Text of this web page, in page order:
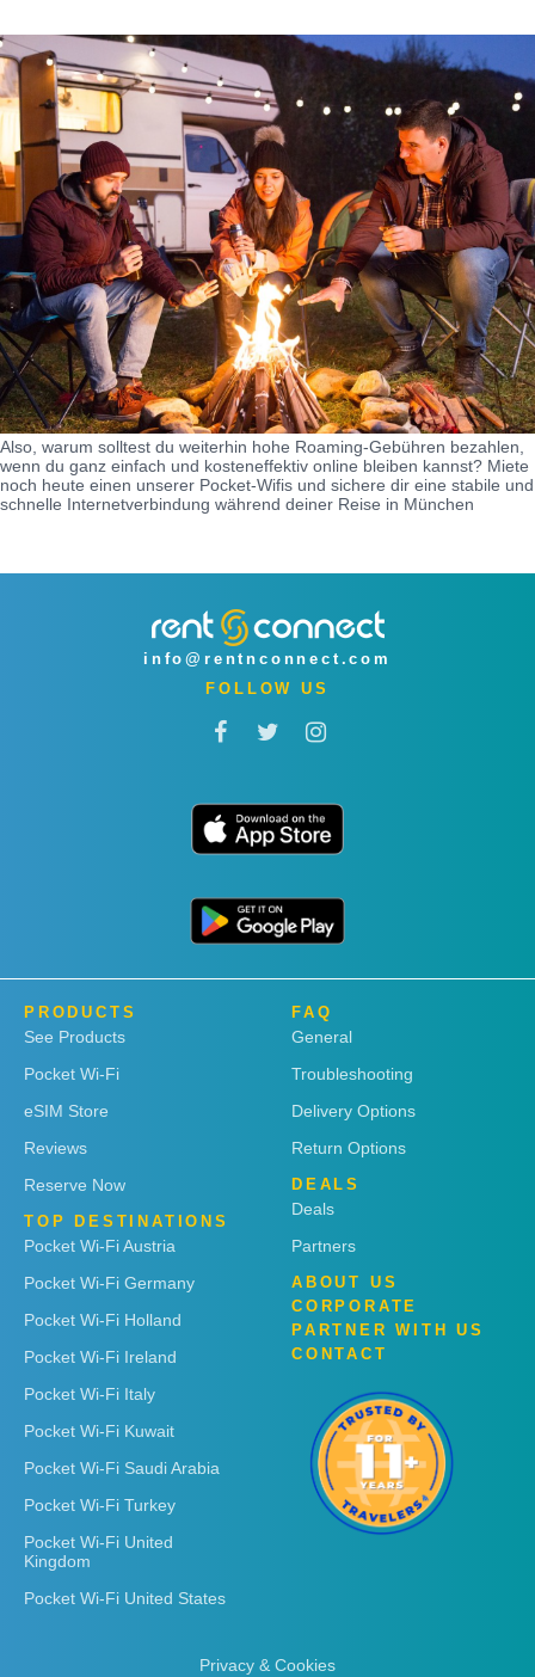
Also, warum solltest du weiterhin hohe Roaming-Gebühren bezahlen,
wenn du ganz einfach und kosteneffektiv online bleiben kannst? Miete
noch heute einen unserer Pocket-Wifis und sichere dir eine stabile und
schnelle Internetverbindung während deiner Reise in München
info@rentnconnect.com
FOLLOW US
PRODUCTS
See Products
Pocket Wi-Fi
eSIM Store
Reviews
Reserve Now
TOP DESTINATIONS
Pocket Wi-Fi Austria
Pocket Wi-Fi Germany
Pocket Wi-Fi Holland
Pocket Wi-Fi Ireland
Pocket Wi-Fi Italy
Pocket Wi-Fi Kuwait
Pocket Wi-Fi Saudi Arabia
Pocket Wi-Fi Turkey
Pocket Wi-Fi United
Kingdom
Pocket Wi-Fi United States
FAQ
General
Troubleshooting
Delivery Options
Return Options
DEALS
Deals
Partners
ABOUT US
CORPORATE
PARTNER WITH US
CONTACT
Privacy & Cookies